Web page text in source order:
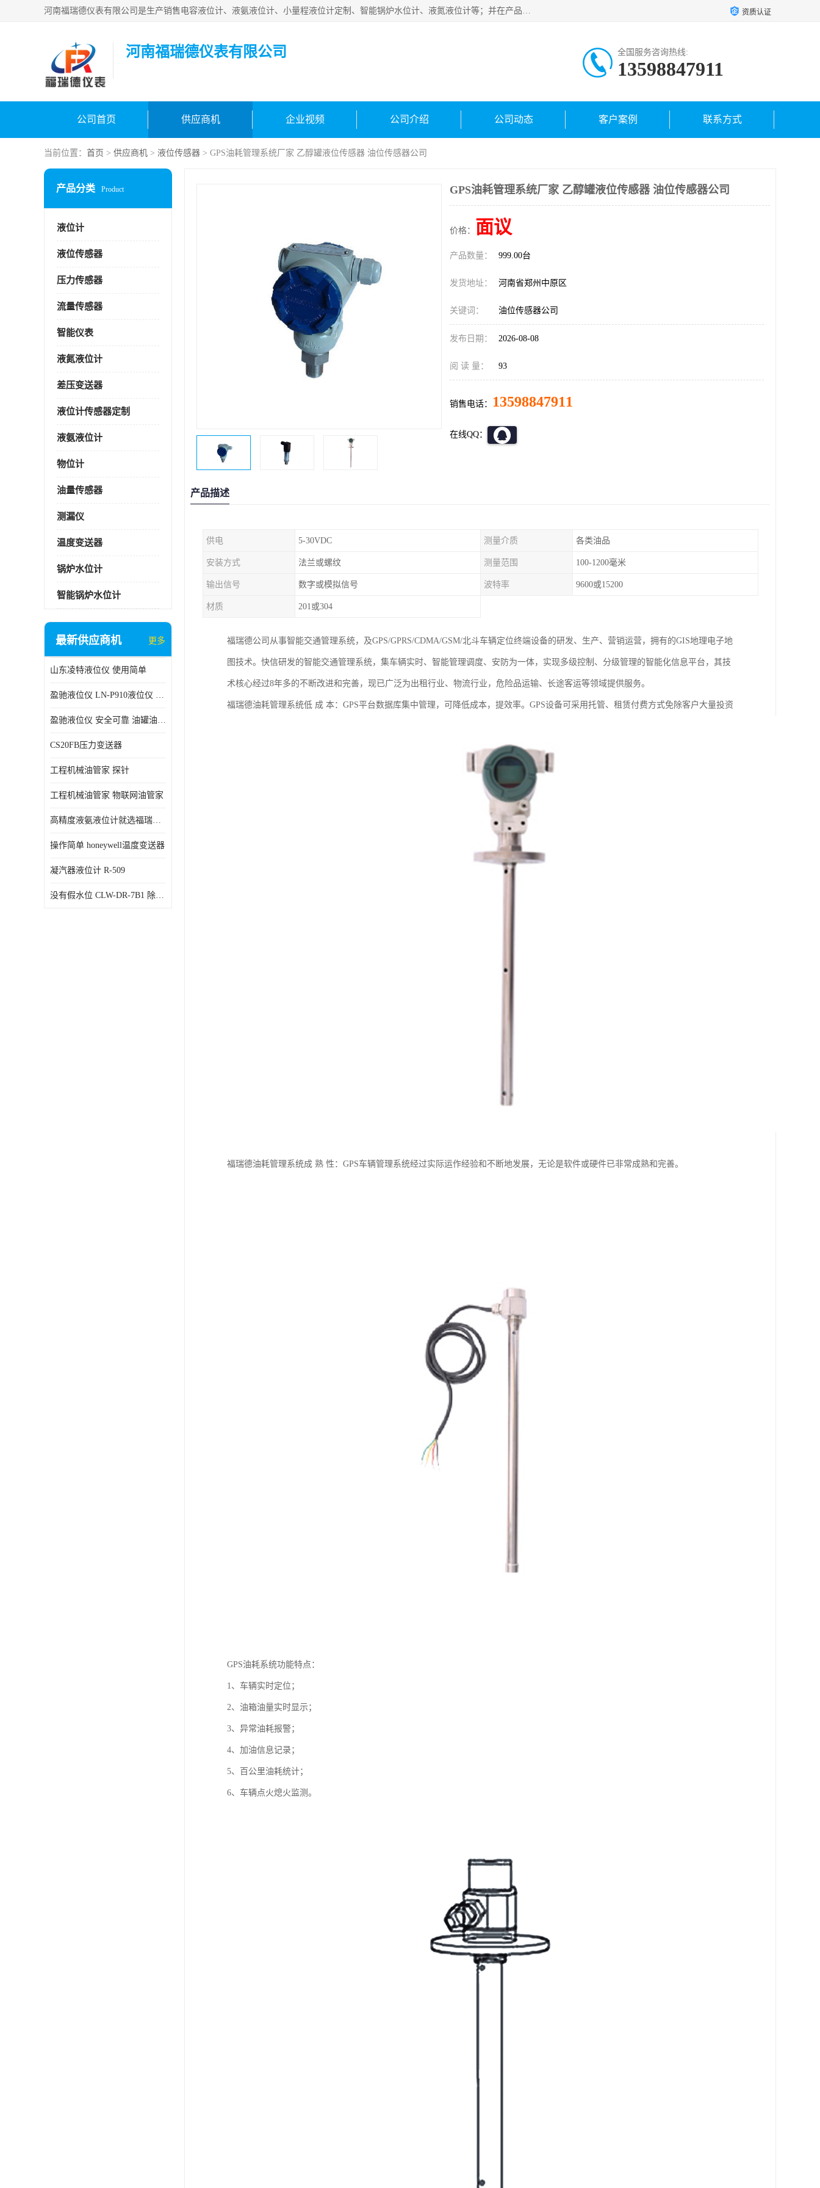
河南福瑞德仪表有限公司是生产销售电容液位计、液氨液位计、小量程液位计定制、智能锅炉水位计、液氮液位计等；并在产品开发、研制的过程中，吸取国内外仪器仪表的技术精华，建立了一支高、精、尖的科研开发队伍，使产品性能不断升级。 资质认证
河南福瑞德仪表有限公司 全国服务咨询热线:
13598847911
公司首页 供应商机 企业视频 公司介绍 公司动态 客户案例 联系方式
当前位置： 首页 > 供应商机 > 液位传感器 > GPS油耗管理系统厂家 乙醇罐液位传感器 油位传感器公司
产品分类 Product
液位计
液位传感器
压力传感器
流量传感器
智能仪表
液氮液位计
差压变送器
液位计传感器定制
液氨液位计
物位计
油量传感器
测漏仪
温度变送器
锅炉水位计
智能锅炉水位计
最新供应商机 更多
山东凌特液位仪 使用简单
盈驰液位仪 LN-P910液位仪 安全可靠
盈驰液位仪 安全可靠 油罐油位检测
CS20FB压力变送器
工程机械油管家 探针
工程机械油管家 物联网油管家
高精度液氨液位计就选福瑞德仪表
操作简单 honeywell温度变送器
凝汽器液位计 R-509
没有假水位 CLW-DR-7B1 除氧器水位测量
GPS油耗管理系统厂家 乙醇罐液位传感器 油位传感器公司
价格： 面议
产品数量： 999.00台
发货地址： 河南省郑州中原区
关键词： 油位传感器公司
发布日期： 2026-08-08
阅 读 量： 93
销售电话： 13598847911
在线QQ：
产品描述
供电 5-30VDC 测量介质 各类油品
安装方式 法兰或螺纹 测量范围 100-1200毫米
输出信号 数字或模拟信号 波特率 9600或15200
材质 201或304
福瑞德公司从事智能交通管理系统，及GPS/GPRS/CDMA/GSM/北斗车辆定位终端设备的研发、生产、营销运营，拥有的GIS地理电子地
图技术。快信研发的智能交通管理系统，集车辆实时、智能管理调度、安防为一体，实现多级控制、分级管理的智能化信息平台，其技
术核心经过8年多的不断改进和完善，现已广泛为出租行业、物流行业，危险品运输、长途客运等领域提供服务。
福瑞德油耗管理系统低 成 本：GPS平台数据库集中管理，可降低成本，提效率。GPS设备可采用托管、租赁付费方式免除客户大量投资
福瑞德油耗管理系统成 熟 性：GPS车辆管理系统经过实际运作经验和不断地发展，无论是软件或硬件已非常成熟和完善。
GPS油耗系统功能特点：
1、车辆实时定位；
2、油箱油量实时显示；
3、异常油耗报警；
4、加油信息记录；
5、百公里油耗统计；
6、车辆点火熄火监测。